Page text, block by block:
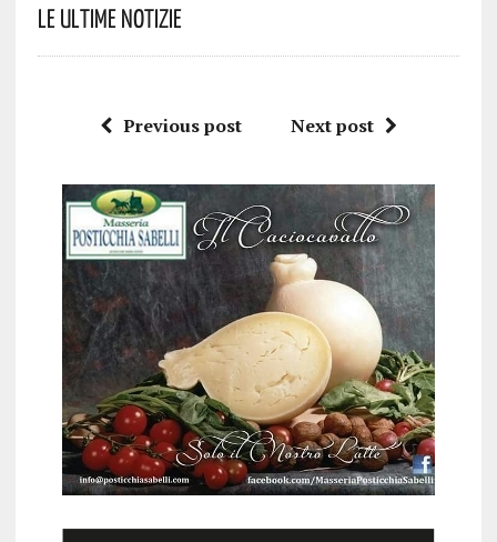
Le Ultime Notizie
Previous post Next post